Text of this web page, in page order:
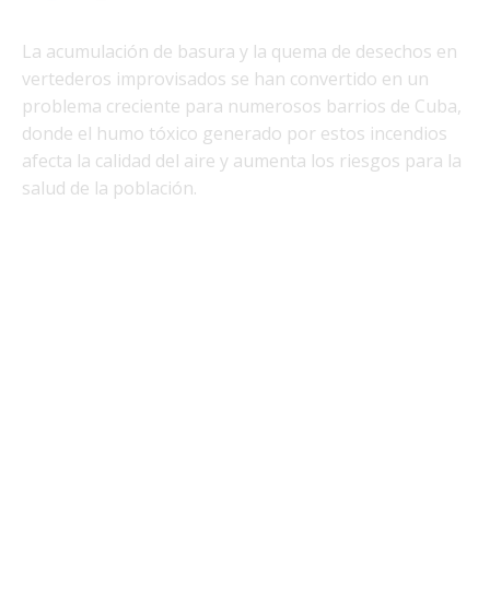
La acumulación de basura y la quema de desechos en
vertederos improvisados se han convertido en un
problema creciente para numerosos barrios de Cuba,
donde el humo tóxico generado por estos incendios
afecta la calidad del aire y aumenta los riesgos para la
salud de la población.